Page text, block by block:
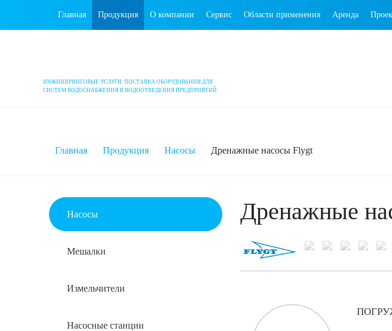
Главная Продукция О компании Сервис Области применения Аренда
ИНЖИНИРИНГОВЫЕ УСЛУГИ. ПОСТАВКА ОБОРУДОВАНИЯ ДЛЯ
СИСТЕМ ВОДОСНАБЖЕНИЯ И ВОДООТВЕДЕНИЯ ПРЕДПРИЯТИЙ
Главная Продукция Насосы Дренажные насосы Flygt
Насосы
Мешалки
Измельчители
Насосные станции
Дренажные